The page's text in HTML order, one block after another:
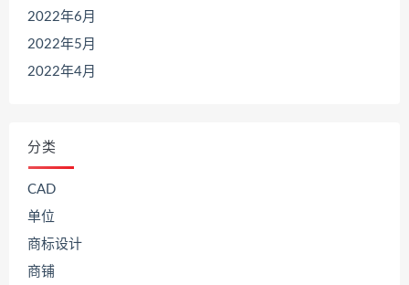
2022年6月
2022年5月
2022年4月
分类
CAD
单位
商标设计
商铺